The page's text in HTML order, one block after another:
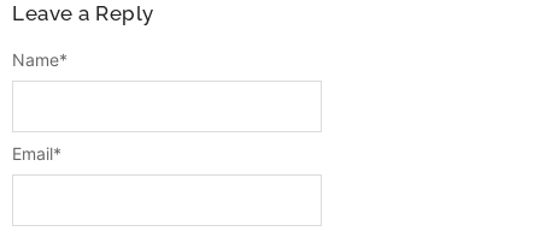
Leave a Reply
Name*
Email*